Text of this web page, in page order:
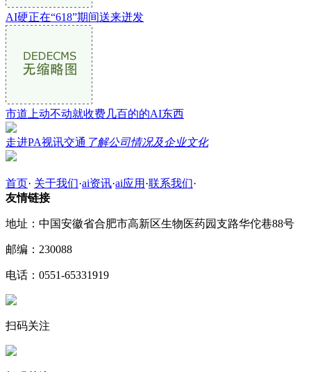
AI硬正在“618”期间送来迸发
市道上动不动就收费几百的的AI东西
走进PA视讯交通 了解公司情况及企业文化
首页· 关于我们·ai资讯·ai应用 ·联系我们·
友情链接
地址：中国安徽省合肥市高新区生物医药园支路华佗巷88号
邮编：230088
电话：0551-65331919
扫码关注